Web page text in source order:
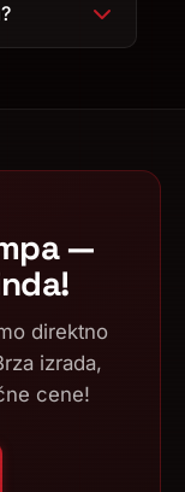
—
direktno
izrada,
cene!